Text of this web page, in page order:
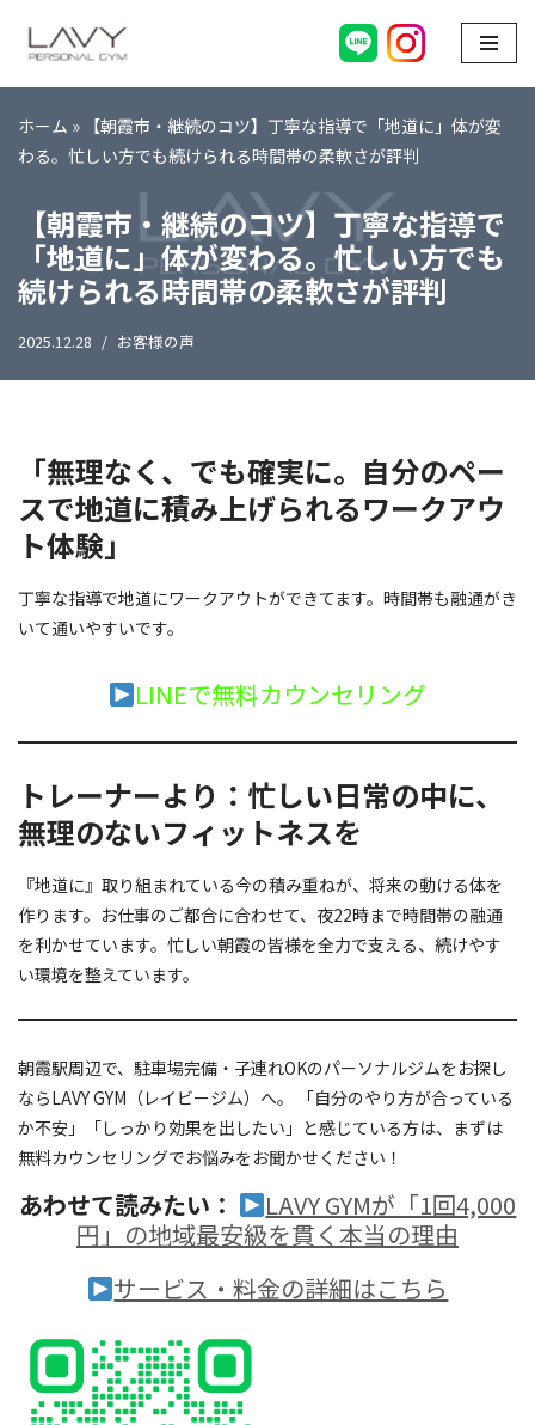
コ
ン
テ
ン
キ
ッ
プ
ホーム » 【朝霞市・継続のコツ】丁寧な指導で「地道に」体が変
わる。忙しい方でも続けられる時間帯の柔軟さが評判
【朝霞市・継続のコツ】丁寧な指導で
「地道に」体が変わる。忙しい方でも
続けられる時間帯の柔軟さが評判
2025.12.28 お客様の声
「無理なく、でも確実に。自分のペー
スで地道に積み上げられるワークアウ
ト体験」
丁寧な指導で地道にワークアウトができてます。時間帯も融通がき
いて通いやすいです。
LINEで無料カウンセリング
トレーナーより：忙しい日常の中に、
無理のないフィットネスを
『地道に』取り組まれている今の積み重ねが、将来の動ける体を
作ります。お仕事のご都合に合わせて、夜22時まで時間帯の融通
を利かせています。忙しい朝霞の皆様を全力で支える、続けやす
い環境を整えています。
朝霞駅周辺で、駐車場完備・子連れOKのパーソナルジムをお探し
ならLAVY GYM（レイビージム）へ。 「自分のやり方が合っている
か不安」「しっかり効果を出したい」と感じている方は、まずは
無料カウンセリングでお悩みをお聞かせください！
あわせて読みたい：
LAVY GYMが「1回4,000
円」の地域最安級を貫く本当の理由
サービス・料金の詳細はこちら